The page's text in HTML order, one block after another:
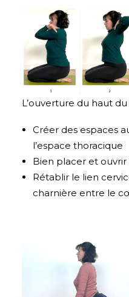
L’ouverture du haut
Créer des espaces
l’espace thoracique
Bien placer et
Rétablir le lien
charnière entre le